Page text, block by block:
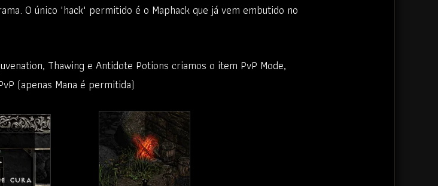
O único "hack" permitido é o Maphack que já vem embutido no
Thawing e Antidote Potions criamos o item PvP Mode,
(apenas Mana é permitida)